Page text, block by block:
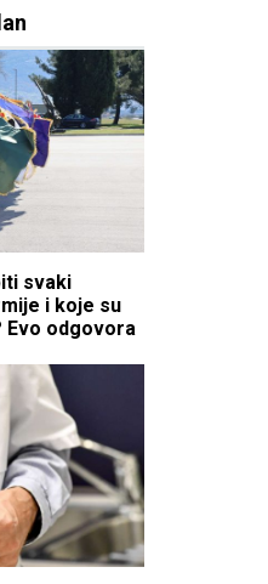
svaki
i koje su
Evo odgovora